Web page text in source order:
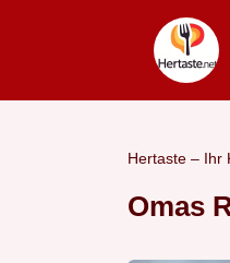
Hertaste – Ihr
Omas